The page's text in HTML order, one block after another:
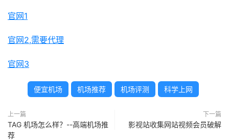
官网1
官网2,需要代理
官网3
便宜机场 机场推荐 机场评测 科学上网
上一篇
TAG 机场怎么样？--高端机场推
荐
下一篇
影视站收集网站视频会员破解